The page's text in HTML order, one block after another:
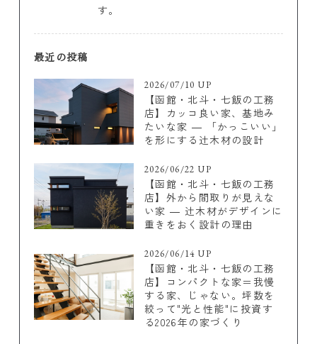
す。
最近の投稿
2026/07/10 UP
【函館・北斗・七飯の工務
店】カッコ良い家、基地み
たいな家 ― 「かっこいい」
を形にする辻木材の設計
2026/06/22 UP
【函館・北斗・七飯の工務
店】外から間取りが見えな
い家 ― 辻木材がデザインに
重きをおく設計の理由
2026/06/14 UP
【函館・北斗・七飯の工務
店】コンパクトな家＝我慢
する家、じゃない。坪数を
絞って"光と性能"に投資す
る2026年の家づくり